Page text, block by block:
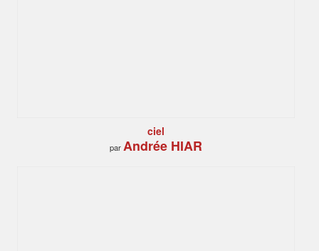
ciel
parAndrée HIAR